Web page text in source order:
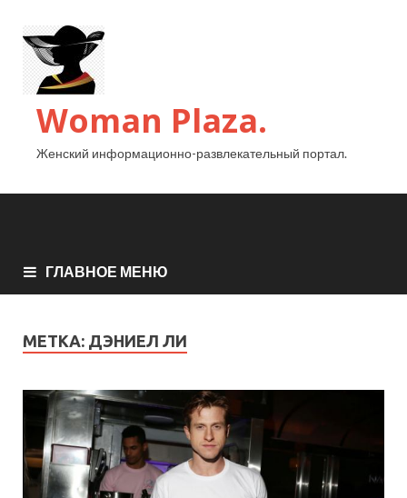
Woman Plaza.
Женский информационно-развлекательный портал.
ГЛАВНОЕ МЕНЮ
МЕТКА: ДЭНИЕЛ ЛИ